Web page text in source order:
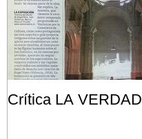
Crítica LA VERDAD